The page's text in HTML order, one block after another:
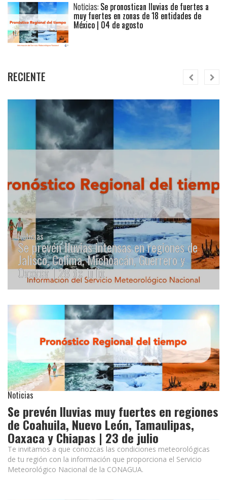
Noticias: Se pronostican lluvias de fuertes a
muy fuertes en zonas de 18 entidades de
México | 04 de agosto
RECIENTE
Noticias
Se prevén lluvias intensas en regiones de
Jalisco, Colima, Michoacán, Guerrero y
Oaxaca | 28 de julio
Noticias
Se prevén lluvias muy fuertes en regiones
de Coahuila, Nuevo León, Tamaulipas,
Oaxaca y Chiapas | 23 de julio
Te invitamos a que conozcas las condiciones meteorológicas
de tu región con la información que proporciona el Servicio
Meteorológico Nacional de la CONAGUA.